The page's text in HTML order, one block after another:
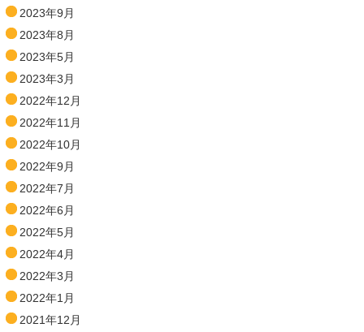
2023年9月
2023年8月
2023年5月
2023年3月
2022年12月
2022年11月
2022年10月
2022年9月
2022年7月
2022年6月
2022年5月
2022年4月
2022年3月
2022年1月
2021年12月